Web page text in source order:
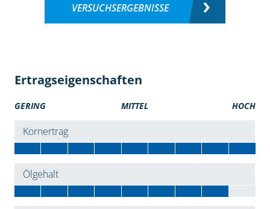
VERSUCHSERGEBNISSE
Ertragseigenschaften
GERING MITTEL HOCH
Kornertrag
Ölgehalt